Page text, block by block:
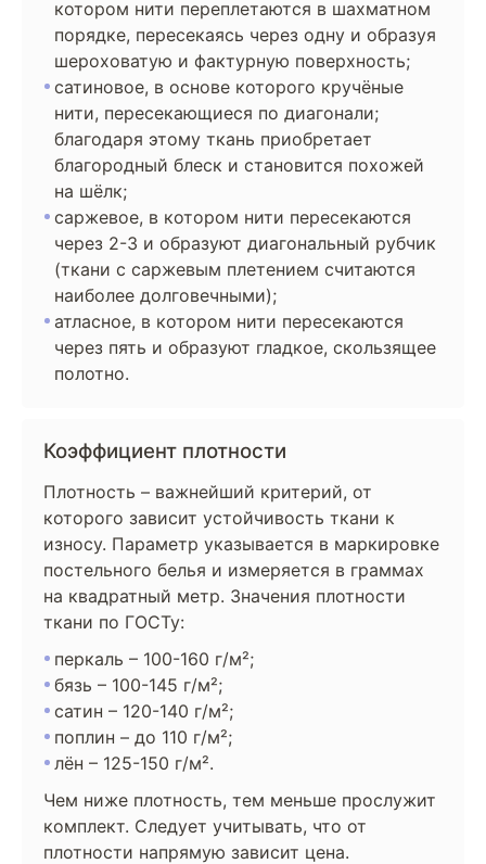
котором нити переплетаются в шахматном
порядке, пересекаясь через одну и образуя
шероховатую и фактурную поверхность;
сатиновое, в основе которого кручёные
нити, пересекающиеся по диагонали;
благодаря этому ткань приобретает
благородный блеск и становится похожей
на шёлк;
саржевое, в котором нити пересекаются
через 2-3 и образуют диагональный рубчик
(ткани с саржевым плетением считаются
наиболее долговечными);
атласное, в котором нити пересекаются
через пять и образуют гладкое, скользящее
полотно.
Коэффициент плотности
Плотность – важнейший критерий, от
которого зависит устойчивость ткани к
износу. Параметр указывается в маркировке
постельного белья и измеряется в граммах
на квадратный метр. Значения плотности
ткани по ГОСТу:
перкаль – 100-160 г/м²;
бязь – 100-145 г/м²;
сатин – 120-140 г/м²;
поплин – до 110 г/м²;
лён – 125-150 г/м².
Чем ниже плотность, тем меньше прослужит
комплект. Следует учитывать, что от
плотности напрямую зависит цена.